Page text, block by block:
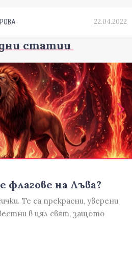
22.04.2022
статии
флагове на Лъва?
Те са прекрасни, уверени
в цял свят, защото